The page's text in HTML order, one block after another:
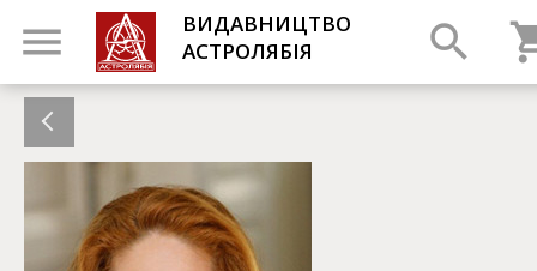
ВИДАВНИЦТВО
АСТРОЛЯБІЯ